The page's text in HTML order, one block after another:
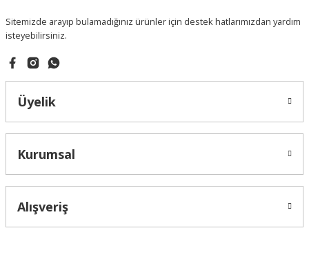
Sitemizde arayıp bulamadığınız ürünler için destek hatlarımızdan yardım
isteyebilirsiniz.
Üyelik
Kurumsal
Alışveriş